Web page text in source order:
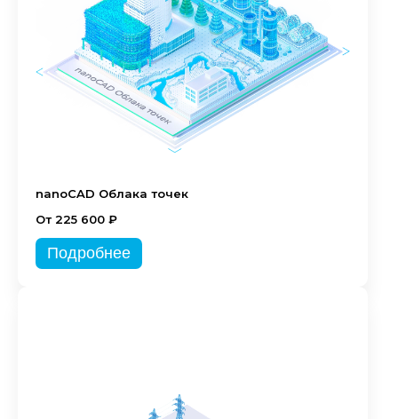
nanoCAD Облака точек
От 225 600 ₽
Подробнее